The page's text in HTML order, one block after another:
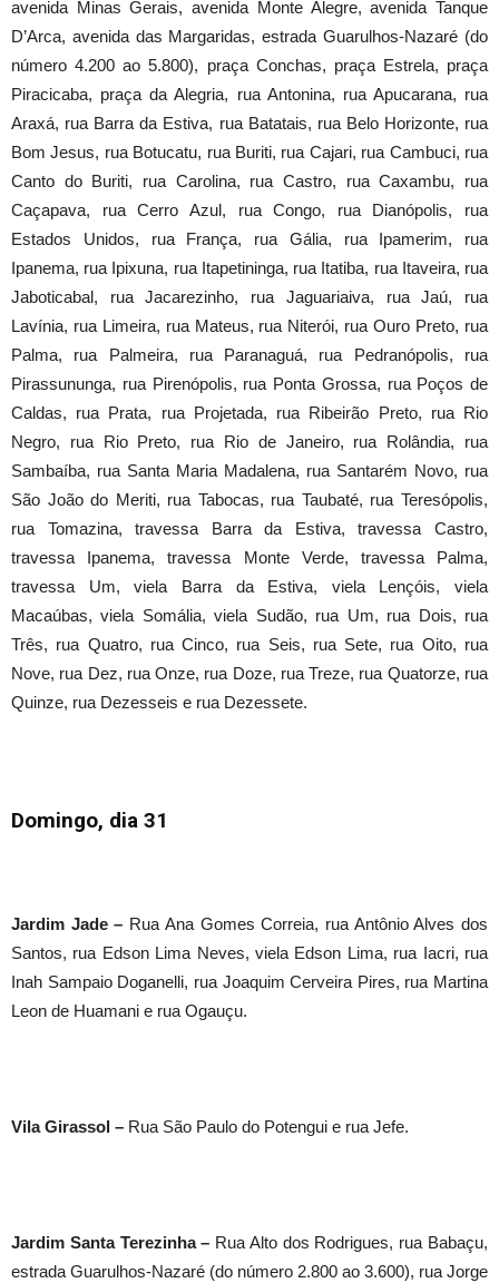
avenida Minas Gerais, avenida Monte Alegre, avenida Tanque
D’Arca, avenida das Margaridas, estrada Guarulhos-Nazaré (do
número 4.200 ao 5.800), praça Conchas, praça Estrela, praça
Piracicaba, praça da Alegria, rua Antonina, rua Apucarana, rua
Araxá, rua Barra da Estiva, rua Batatais, rua Belo Horizonte, rua
Bom Jesus, rua Botucatu, rua Buriti, rua Cajari, rua Cambuci, rua
Canto do Buriti, rua Carolina, rua Castro, rua Caxambu, rua
Caçapava, rua Cerro Azul, rua Congo, rua Dianópolis, rua
Estados Unidos, rua França, rua Gália, rua Ipamerim, rua
Ipanema, rua Ipixuna, rua Itapetininga, rua Itatiba, rua Itaveira, rua
Jaboticabal, rua Jacarezinho, rua Jaguariaiva, rua Jaú, rua
Lavínia, rua Limeira, rua Mateus, rua Niterói, rua Ouro Preto, rua
Palma, rua Palmeira, rua Paranaguá, rua Pedranópolis, rua
Pirassununga, rua Pirenópolis, rua Ponta Grossa, rua Poços de
Caldas, rua Prata, rua Projetada, rua Ribeirão Preto, rua Rio
Negro, rua Rio Preto, rua Rio de Janeiro, rua Rolândia, rua
Sambaíba, rua Santa Maria Madalena, rua Santarém Novo, rua
São João do Meriti, rua Tabocas, rua Taubaté, rua Teresópolis,
rua Tomazina, travessa Barra da Estiva, travessa Castro,
travessa Ipanema, travessa Monte Verde, travessa Palma,
travessa Um, viela Barra da Estiva, viela Lençóis, viela
Macaúbas, viela Somália, viela Sudão, rua Um, rua Dois, rua
Três, rua Quatro, rua Cinco, rua Seis, rua Sete, rua Oito, rua
Nove, rua Dez, rua Onze, rua Doze, rua Treze, rua Quatorze, rua
Quinze, rua Dezesseis e rua Dezessete.
Domingo, dia 31
Jardim Jade – Rua Ana Gomes Correia, rua Antônio Alves dos
Santos, rua Edson Lima Neves, viela Edson Lima, rua Iacri, rua
Inah Sampaio Doganelli, rua Joaquim Cerveira Pires, rua Martina
Leon de Huamani e rua Ogauçu.
Vila Girassol – Rua São Paulo do Potengui e rua Jefe.
Jardim Santa Terezinha – Rua Alto dos Rodrigues, rua Babaçu,
estrada Guarulhos-Nazaré (do número 2.800 ao 3.600), rua Jorge